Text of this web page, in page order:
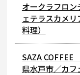
オークラフロ
ェテラスカメ
料理）
SAZA
県水戸市／カフ